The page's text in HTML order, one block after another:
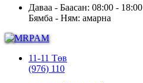
Даваа - Баасан: 08:00 - 18:00
Бямба - Ням: амарна
11-11 Төв
(976) 110